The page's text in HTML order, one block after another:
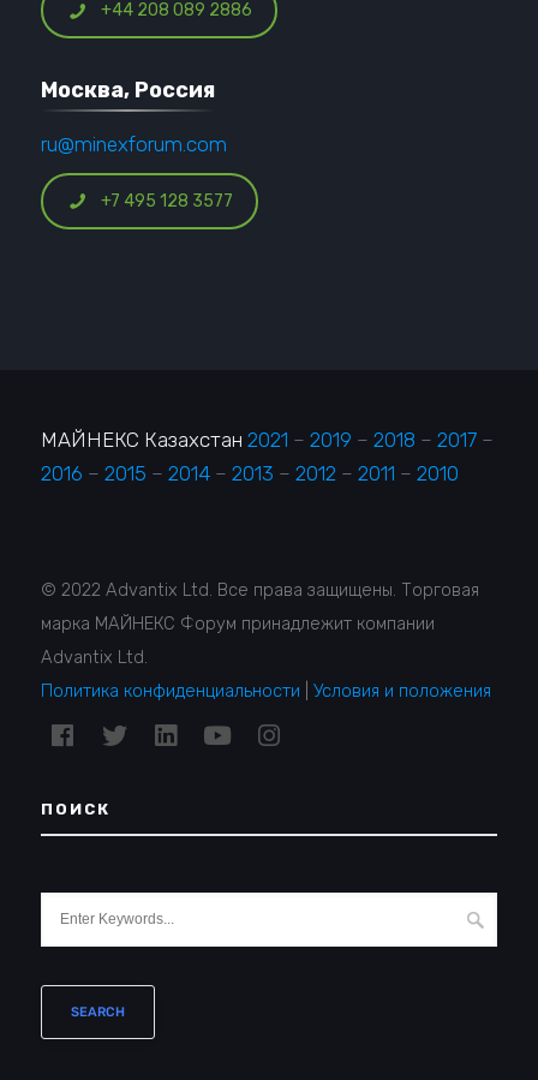
+44 208 089 2886
Москва, Россия
ru@minexforum.com
+7 495 128 3577
МАЙНЕКС Казахстан2021 – 2019 – 2018 – 2017 –
2016 – 2015 – 2014 – 2013 – 2012 – 2011 – 2010
© 2022 Advantix Ltd. Все права защищены. Торговая
марка МАЙНЕКС Форум принадлежит компании
Advantix Ltd.
Политика конфиденциальности |Условия и положения
ПОИСК